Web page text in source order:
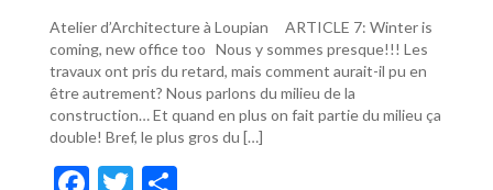
Atelier d’Architecture à Loupian ARTICLE 7: Winter is
coming, new office too Nous y sommes presque!!! Les
travaux ont pris du retard, mais comment aurait-il pu en
être autrement? Nous parlons du milieu de la
construction… Et quand en plus on fait partie du milieu ça
double! Bref, le plus gros du […]